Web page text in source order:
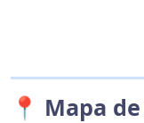
📍 Mapa